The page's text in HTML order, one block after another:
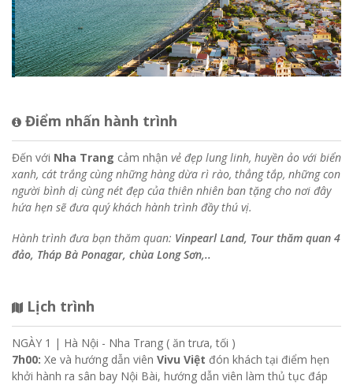
Điểm nhấn hành trình
Đến với Nha Trang cảm nhận vẻ đẹp lung linh, huyền ảo với biển
xanh, cát trắng cùng những hàng dừa rì rào, thẳng tắp, những con
người bình dị cùng nét đẹp của thiên nhiên ban tặng cho nơi đây
hứa hẹn sẽ đưa quý khách hành trình đầy thú vị.
Hành trình đưa bạn thăm quan: Vinpearl Land, Tour thăm quan 4
đảo, Tháp Bà Ponagar, chùa Long Sơn,..
Lịch trình
NGÀY 1 | Hà Nội - Nha Trang ( ăn trưa, tối )
7h00: Xe và hướng dẫn viên Vivu Việt đón khách tại điểm hẹn
khởi hành ra sân bay Nội Bài, hướng dẫn viên làm thủ tục đáp